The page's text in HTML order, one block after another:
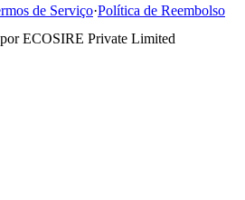
de Serviço·Política de Reembolso
ECOSIRE Private Limited